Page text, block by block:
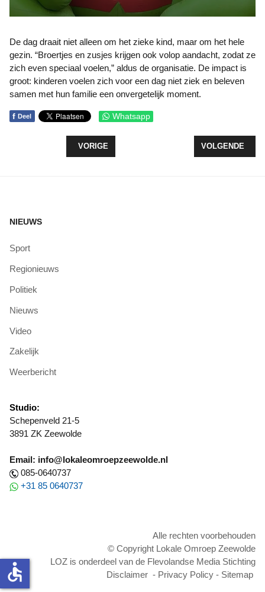
De dag draait niet alleen om het zieke kind, maar om het hele
gezin. “Broertjes en zusjes krijgen ook volop aandacht, zodat ze
zich even speciaal voelen,” aldus de organisatie. De impact is
groot: kinderen voelen zich voor een dag niet ziek en beleven
samen met hun familie een onvergetelijk moment.
f Deel Whatsapp
VORIG ARTIKEL: LIONSCLUB ZEEWOLDE
VORIGE VOLGENDE
VOLGENDE
NIEUWS
Sport
Regionieuws
Politiek
Nieuws
Video
Zakelijk
Weerbericht
Studio:
Schepenveld 21-5
3891 ZK Zeewolde
Email: info@lokaleomroepzeewolde.nl
085-0640737
+31 85 0640737
Alle rechten voorbehouden
© Copyright Lokale Omroep Zeewolde
LOZ is onderdeel van de Flevolandse Media Stichting
Disclaimer - Privacy Policy - Sitemap
accessible